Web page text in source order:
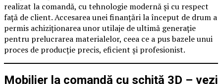
realizat la comandă, cu tehnologie modernă și cu respect
față de client. Accesarea unei finanțări la început de drum a
permis achiziționarea unor utilaje de ultimă generație
pentru prelucrarea materialelor, ceea ce a pus bazele unui
proces de producție precis, eficient și profesionist.
Mobilier la comandă cu schiță 3D – vezi